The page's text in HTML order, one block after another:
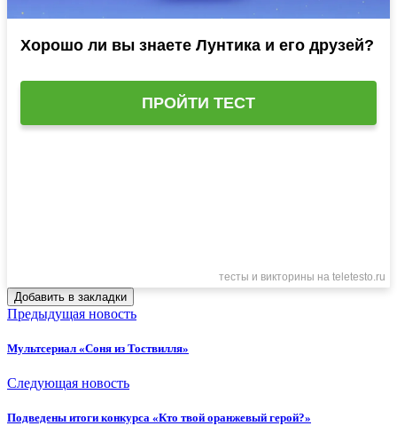
Добавить в закладки
Предыдущая новость
Мультсериал «Соня из Тоствилля»
Следующая новость
Подведены итоги конкурса «Кто твой оранжевый герой?»